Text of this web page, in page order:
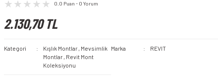
0.0 Puan - 0 Yorum
2.130,70 TL
Kategori Kışlık Montlar , Mevsimlik
Montlar , Revit Mont
Koleksiyonu
Marka REVIT